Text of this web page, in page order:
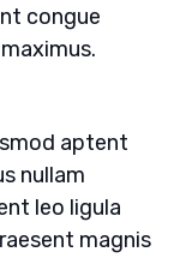
congue
aptent
nullam
leo ligula
magnis